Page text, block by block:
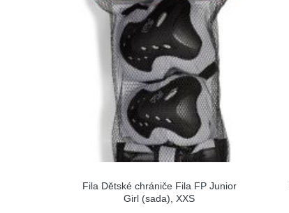
Fila Dětské chrániče Fila FP Junior
Girl (sada), XXS